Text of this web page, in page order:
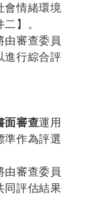
會情緒環境
】。
由審查委員
進行綜合評
面審查運用
準作為評選
由審查委員
同評估結果